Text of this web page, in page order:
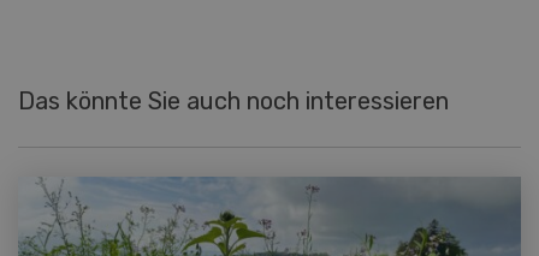
Das könnte Sie auch noch interessieren